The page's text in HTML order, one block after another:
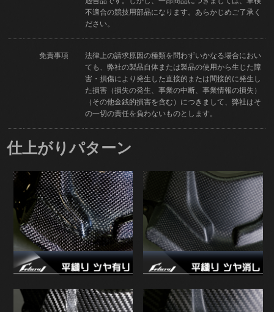
不適合の競技用部品になります。あらかじめご了承く
ださい。
免責事項
法律上の請求原因の種類を問わずいかなる場合におい
ても、弊社の製品自体または製品の使用から生じた障
害・損傷により発生した直接的または間接的に発生し
た損害（損失の発生、事業の中断、事業情報の損失）
（その他金銭的損害を含む）につきまして、弊社はそ
の一切の責任を負わないものとします。
仕上がりパターン